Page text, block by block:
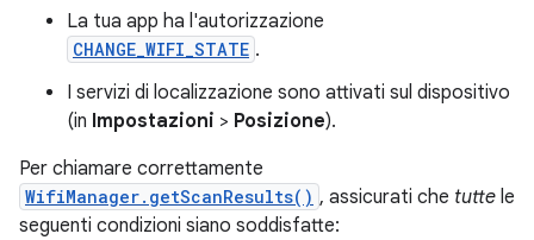
La tua app ha l'autorizzazione
CHANGE_WIFI_STATE .
I servizi di localizzazione sono attivati sul dispositivo
(in Impostazioni > Posizione).
Per chiamare correttamente
WifiManager.getScanResults() , assicurati che tutte le
seguenti condizioni siano soddisfatte: